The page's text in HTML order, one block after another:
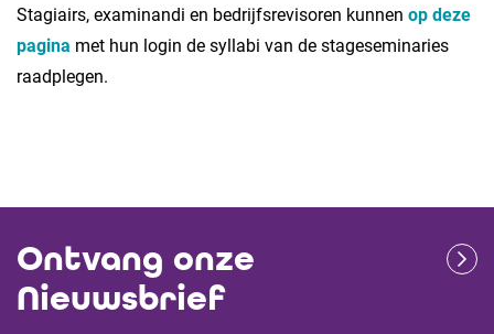
Stagiairs, examinandi en bedrijfsrevisoren kunnen op deze
pagina met hun login de syllabi van de stageseminaries
raadplegen.
Ontvang onze
Nieuwsbrief